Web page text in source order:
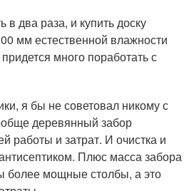
два раза, и купить доску
мм естественной влажности
много поработать с
я бы не советовал никому с
деревянный забор
работы и затрат. И очистка и
Плюс масса забора
более мощные столбы, а это